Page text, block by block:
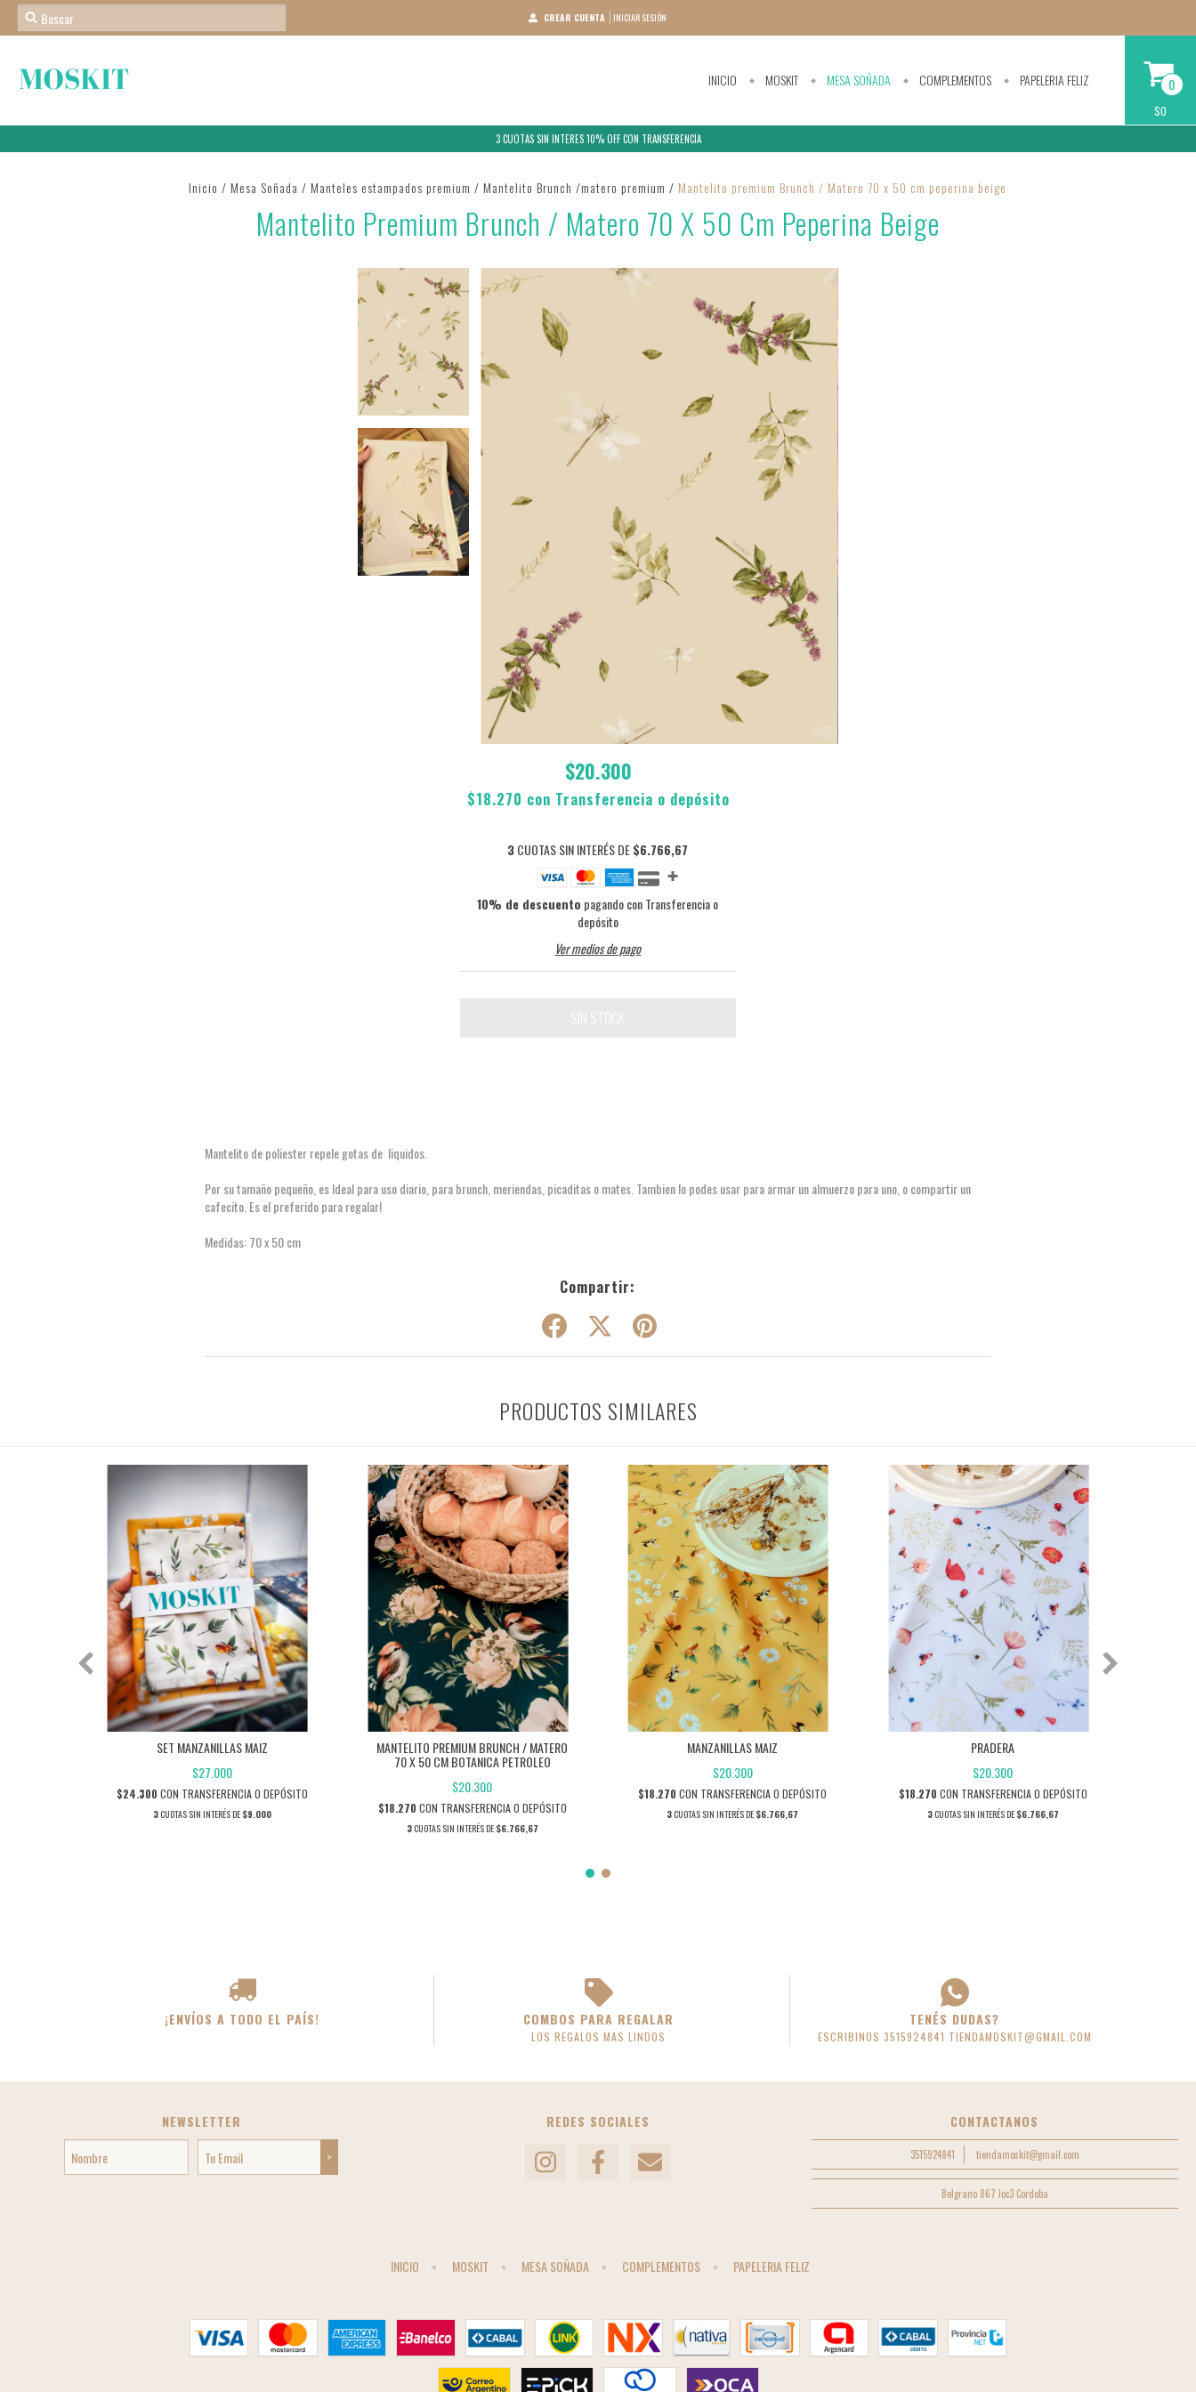
CREAR CUENTA INICIAR SESIÓN
INICIO MOSKIT MESA SOÑADA COMPLEMENTOS PAPELERIA FELIZ 0
$0
3 CUOTAS SIN INTERES 10% OFF CON TRANSFERENCIA
Inicio / Mesa Soñada / Manteles estampados premium/ Mantelito Brunch /matero premium / Mantelito premium Brunch / Matero 70 x 50 cm peperina beige
Mantelito Premium Brunch / Matero 70 X 50 Cm Peperina Beige
$20.300
$18.270 con Transferencia o depósito
3CUOTAS SIN INTERÉS DE$6.766,67
10% de descuento pagando con Transferencia o
depósito
Ver medios de pago
Mantelito de poliester repele gotas de liquidos.
Por su tamaño pequeño, es Ideal para uso diario, para brunch, meriendas, picaditas o mates. Tambien lo podes usar para armar un almuerzo para uno, o compartir un
cafecito. Es el preferido para regalar!
Medidas: 70 x 50 cm
Compartir:
PRODUCTOS SIMILARES
SET MANZANILLAS MAIZ
$27.000
$24.300 CON TRANSFERENCIA O DEPÓSITO
3CUOTAS SIN INTERÉS DE $9.000
MANTELITO PREMIUM BRUNCH / MATERO
70 X 50 CM BOTANICA PETROLEO
$20.300
$18.270 CON TRANSFERENCIA O DEPÓSITO
3CUOTAS SIN INTERÉS DE $6.766,67
MANZANILLAS MAIZ
$20.300
$18.270CON TRANSFERENCIA O DEPÓSITO
3CUOTAS SIN INTERÉS DE $6.766,67
PRADERA
$20.300
$18.270 CON TRANSFERENCIA O DEPÓSITO
3CUOTAS SIN INTERÉS DE $6.766,67
¡ENVÍOS A TODO EL PAÍS! COMBOS PARA REGALAR
LOS REGALOS MAS LINDOS
TENÉS DUDAS?
ESCRIBINOS 3515924841 TIENDAMOSKIT@GMAIL.COM
NEWSLETTER REDES SOCIALES CONTACTANOS
3515924841 tiendamoskit@gmail.com
Belgrano 867 loc3 Cordoba
INICIO MOSKIT MESA SOÑADA COMPLEMENTOS PAPELERIA FELIZ